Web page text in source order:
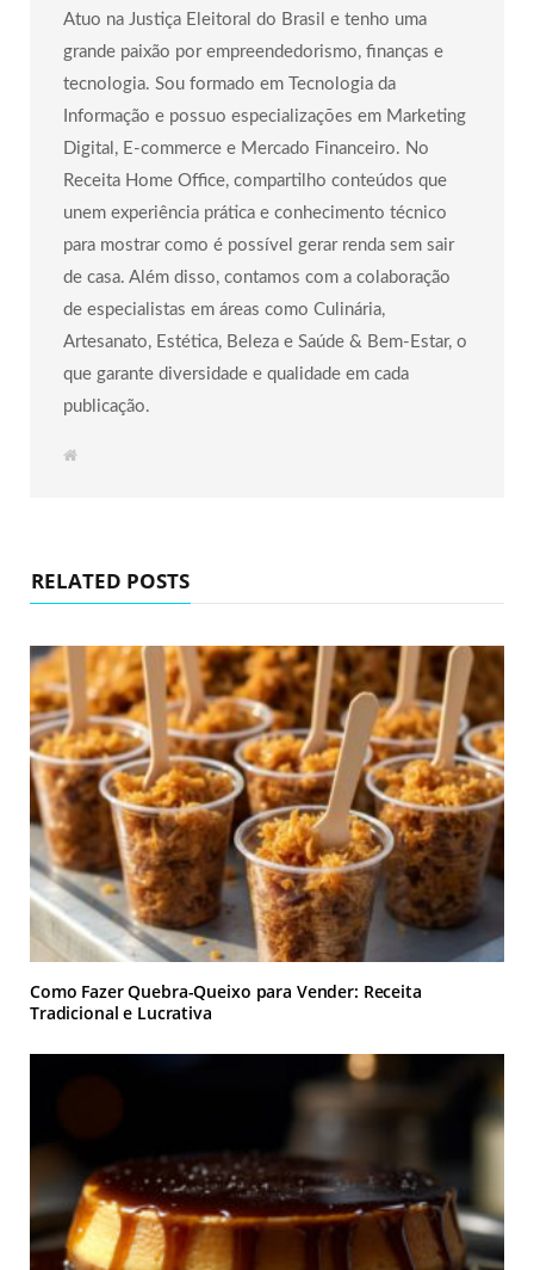
Atuo na Justiça Eleitoral do Brasil e tenho uma
grande paixão por empreendedorismo, finanças e
tecnologia. Sou formado em Tecnologia da
Informação e possuo especializações em Marketing
Digital, E-commerce e Mercado Financeiro. No
Receita Home Office, compartilho conteúdos que
unem experiência prática e conhecimento técnico
para mostrar como é possível gerar renda sem sair
de casa. Além disso, contamos com a colaboração
de especialistas em áreas como Culinária,
Artesanato, Estética, Beleza e Saúde & Bem-Estar, o
que garante diversidade e qualidade em cada
publicação.
W
RELATED POSTS
Como Fazer Quebra-Queixo para Vender: Receita
Tradicional e Lucrativa